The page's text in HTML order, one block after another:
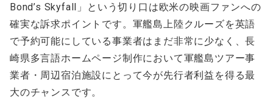
Bond’s Skyfall」という切り口は欧米の映画ファンへの
確実な訴求ポイントです。軍艦島上陸クルーズを英語
で予約可能にしている事業者はまだ非常に少なく、長
崎県多言語ホームページ制作において軍艦島ツアー事
業者・周辺宿泊施設にとって今が先行者利益を得る最
大のチャンスです。